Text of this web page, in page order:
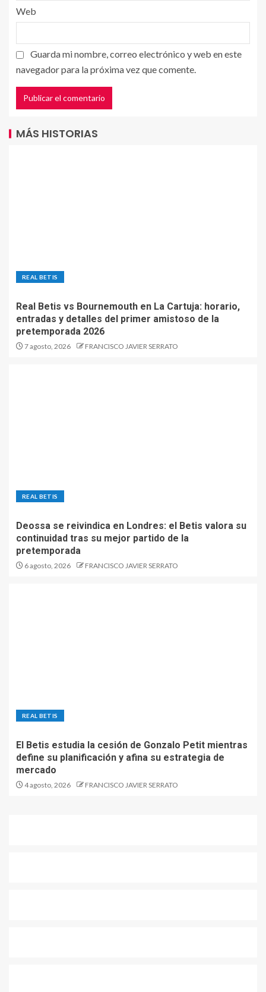
Web
Guarda mi nombre, correo electrónico y web en este
navegador para la próxima vez que comente.
MÁS HISTORIAS
REAL BETIS
Real Betis vs Bournemouth en La Cartuja: horario,
entradas y detalles del primer amistoso de la
pretemporada 2026
7 agosto, 2026 FRANCISCO JAVIER SERRATO
REAL BETIS
Deossa se reivindica en Londres: el Betis valora su
continuidad tras su mejor partido de la
pretemporada
6 agosto, 2026 FRANCISCO JAVIER SERRATO
REAL BETIS
El Betis estudia la cesión de Gonzalo Petit mientras
define su planificación y afina su estrategia de
mercado
4 agosto, 2026 FRANCISCO JAVIER SERRATO